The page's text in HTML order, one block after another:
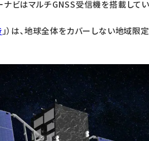
ビはマルチGNSS受信機を搭載してい
」）は、地球全体をカバーしない地域限